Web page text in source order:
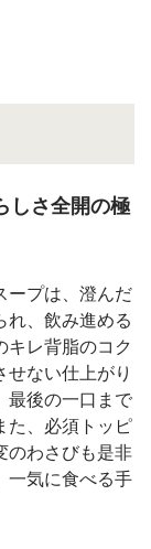
しさ全開の極
ープは、澄んだ
れ、飲み進める
キレ背脂のコク
せない仕上がり
最後の一口まで
た、必須トッピ
のわさびも是非
一気に食べる手